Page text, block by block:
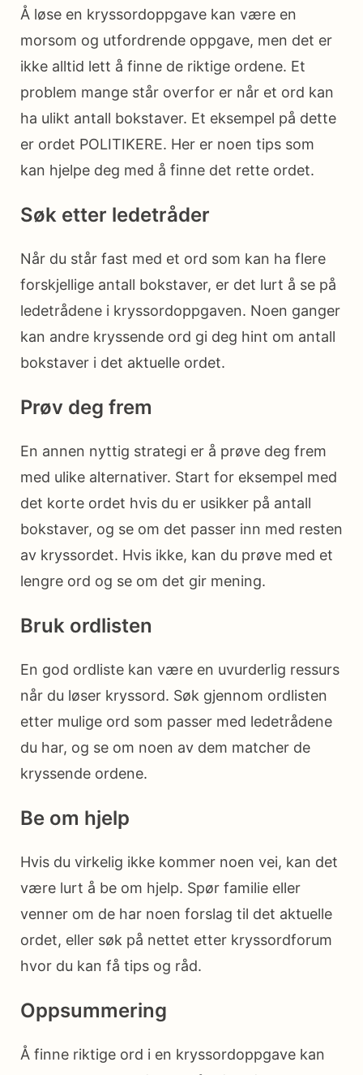
Å løse en kryssordoppgave kan være en
morsom og utfordrende oppgave, men det er
ikke alltid lett å finne de riktige ordene. Et
problem mange står overfor er når et ord kan
ha ulikt antall bokstaver. Et eksempel på dette
er ordet POLITIKERE. Her er noen tips som
kan hjelpe deg med å finne det rette ordet.
Søk etter ledetråder
Når du står fast med et ord som kan ha flere
forskjellige antall bokstaver, er det lurt å se på
ledetrådene i kryssordoppgaven. Noen ganger
kan andre kryssende ord gi deg hint om antall
bokstaver i det aktuelle ordet.
Prøv deg frem
En annen nyttig strategi er å prøve deg frem
med ulike alternativer. Start for eksempel med
det korte ordet hvis du er usikker på antall
bokstaver, og se om det passer inn med resten
av kryssordet. Hvis ikke, kan du prøve med et
lengre ord og se om det gir mening.
Bruk ordlisten
En god ordliste kan være en uvurderlig ressurs
når du løser kryssord. Søk gjennom ordlisten
etter mulige ord som passer med ledetrådene
du har, og se om noen av dem matcher de
kryssende ordene.
Be om hjelp
Hvis du virkelig ikke kommer noen vei, kan det
være lurt å be om hjelp. Spør familie eller
venner om de har noen forslag til det aktuelle
ordet, eller søk på nettet etter kryssordforum
hvor du kan få tips og råd.
Oppsummering
Å finne riktige ord i en kryssordoppgave kan